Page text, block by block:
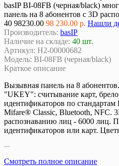
basIP BI-08FB (черная/black)
панель на 8 абонентов с 3D
40 98230.00 98 230.00 р. Нашли
Производитель: basIP
Наличие на складе: 40 шт.
Артикул: Н2-00000682
Модель: BI-08FB (черная/black)
Краткое описание
Вызывная панель на 8
"UKEY": считывание карт,
идентификаторов по
Mifare® Classic, Bluetooth, NFC.
распознаванию лиц - 6000 лиц.
идентификаторов или карт.
...
Смотреть полное описание